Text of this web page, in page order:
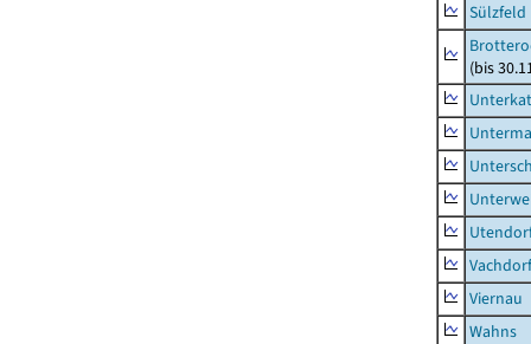
Sülzfeld
(bis
Vachdorf
Viernau
Wahns